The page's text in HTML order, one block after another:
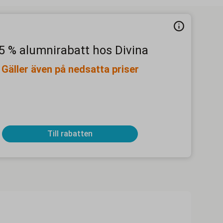
% alumnirabatt hos Divina
Gäller även på nedsatta priser
Till rabatten